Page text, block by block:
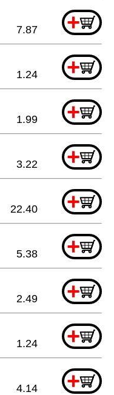
+
7.87
+
1.24
+
1.99
+
3.22
+
22.40
+
5.38
+
2.49
+
1.24
+
4.14